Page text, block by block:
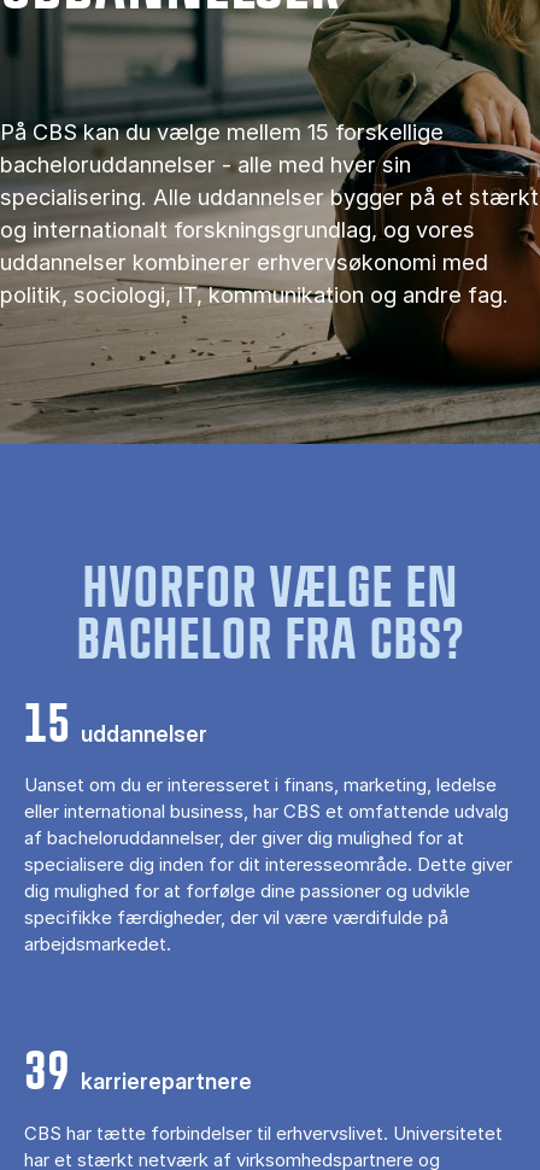
På CBS kan du vælge mellem 15 forskellige
bacheloruddannelser - alle med hver sin
specialisering. Alle uddannelser bygger på et stærkt
og internationalt forskningsgrundlag, og vores
uddannelser kombinerer erhvervsøkonomi med
politik, sociologi, IT, kommunikation og andre fag.
HVORFOR VÆLGE EN
BACHELOR FRA CBS?
15 uddannelser
Uanset om du er interesseret i finans, marketing, ledelse
eller international business, har CBS et omfattende udvalg
af bacheloruddannelser, der giver dig mulighed for at
specialisere dig inden for dit interesseområde. Dette giver
dig mulighed for at forfølge dine passioner og udvikle
specifikke færdigheder, der vil være værdifulde på
arbejdsmarkedet.
39 karrierepartnere
CBS har tætte forbindelser til erhvervslivet. Universitetet
har et stærkt netværk af virksomhedspartnere og